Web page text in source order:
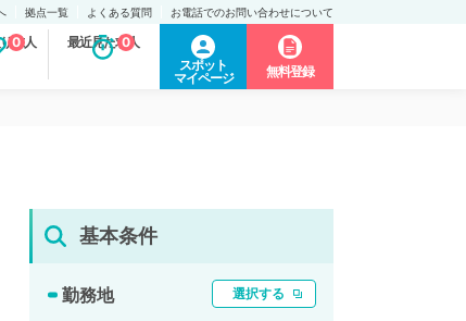
拠点一覧 よくある質問 お電話でのお問い合わせについて
求人
0 最近見た求人
0
スポット
マイページ
無料登録
基本条件
勤務地 選択する